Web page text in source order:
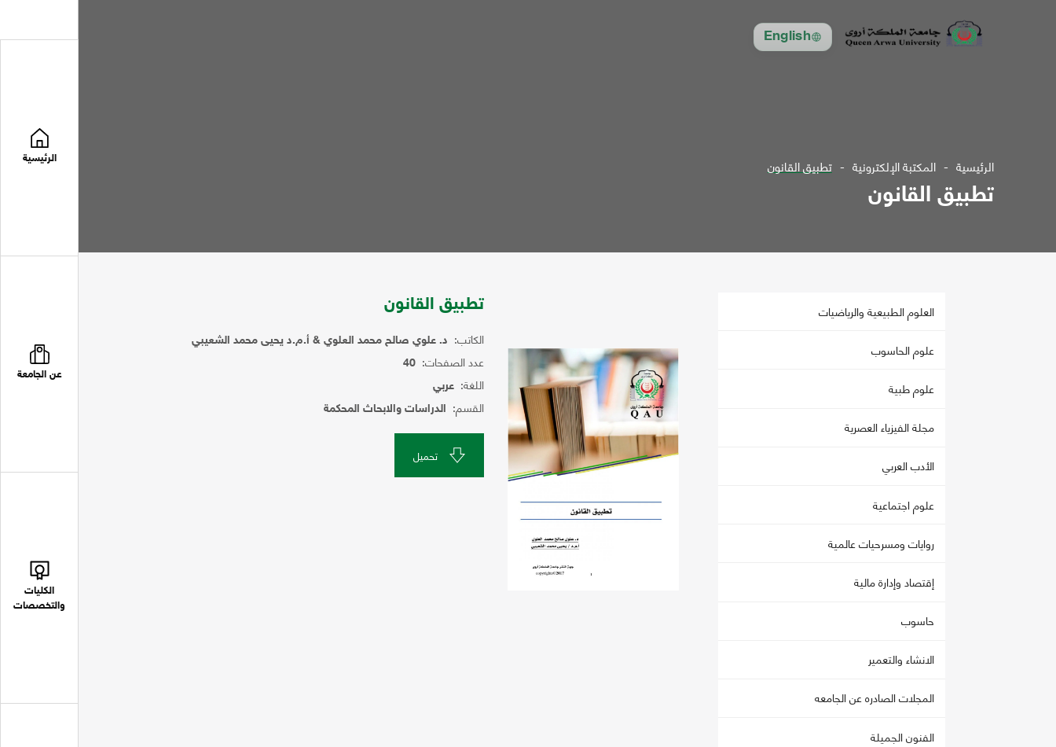
English
الرئيسية
عن الجامعة
الكليات
والتخصصات
الرئيسية المكتبة الإلكترونية تطبيق القانون
تطبيق القانون
العلوم الطبيعية والرياضيات
علوم الحاسوب
علوم طبية
مجلة الفيزياء العصرية
الأدب العربي
علوم اجتماعية
روايات ومسرحيات عالمية
إقتصاد وإدارة مالية
حاسوب
الانشاء والتعمير
المجلات الصادره عن الجامعه
الفنون الجميلة
تطبيق القانون
الكاتب: د. علوي صالح محمد العلوي & أ.م.د يحيى محمد الشعيبي
عدد الصفحات: 40
اللغة: عربي
القسم: الدراسات والابحاث المحكمة
تحميل